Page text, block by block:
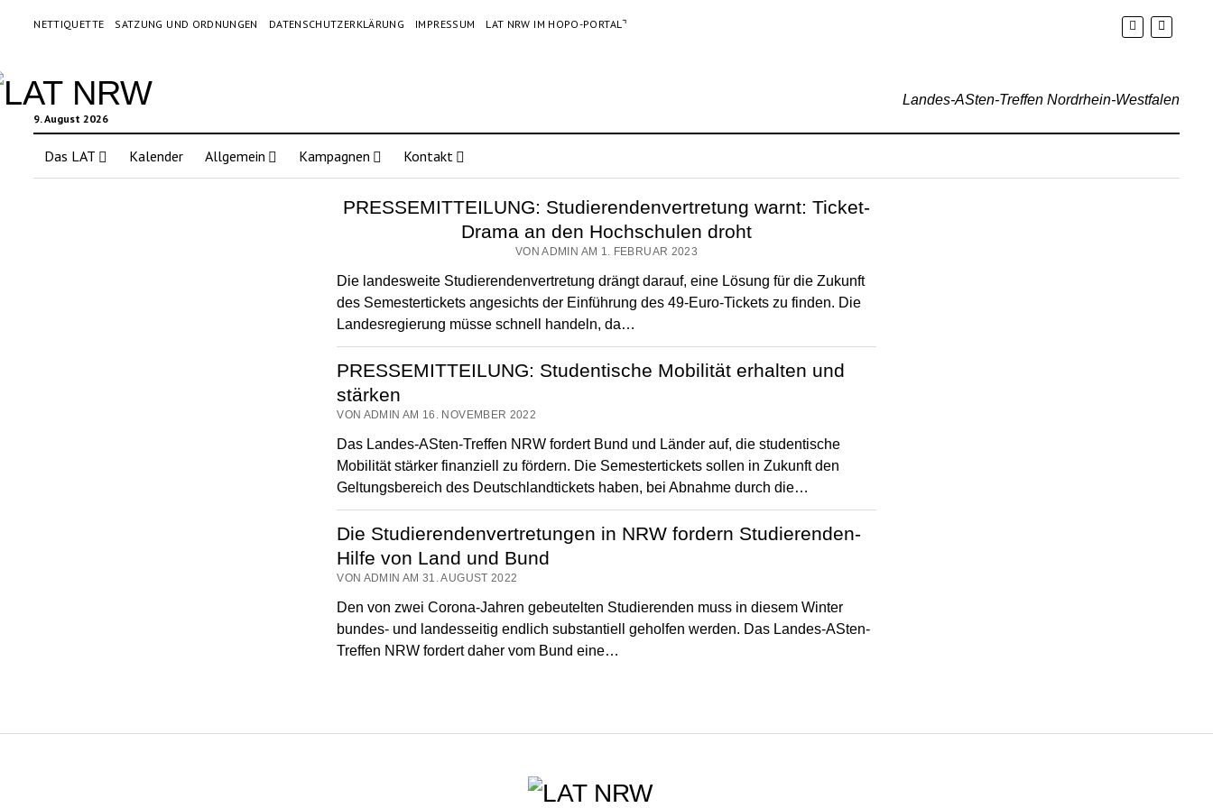
NETTIQUETTE SATZUNG UND ORDNUNGEN DATENSCHUTZERKLÄRUNG IMPRESSUM LAT NRW IM HOPO-PORTAL⌝
9. August 2026
Landes-ASten-Treffen Nordrhein-Westfalen
Das LAT Kalender Allgemein Kampagnen Kontakt
PRESSEMITTEILUNG: Studierendenvertretung warnt: Ticket-
Drama an den Hochschulen droht
VON ADMIN AM 1. FEBRUAR 2023
Die landesweite Studierendenvertretung drängt darauf, eine Lösung für die Zukunft
des Semestertickets angesichts der Einführung des 49-Euro-Tickets zu finden. Die
Landesregierung müsse schnell handeln, da…
PRESSEMITTEILUNG: Studentische Mobilität erhalten und
stärken
VON ADMIN AM 16. NOVEMBER 2022
Das Landes-ASten-Treffen NRW fordert Bund und Länder auf, die studentische
Mobilität stärker finanziell zu fördern. Die Semestertickets sollen in Zukunft den
Geltungsbereich des Deutschlandtickets haben, bei Abnahme durch die…
Die Studierendenvertretungen in NRW fordern Studierenden-
Hilfe von Land und Bund
VON ADMIN AM 31. AUGUST 2022
Den von zwei Corona-Jahren gebeutelten Studierenden muss in diesem Winter
bundes- und landesseitig endlich substantiell geholfen werden. Das Landes-ASten-
Treffen NRW fordert daher vom Bund eine…